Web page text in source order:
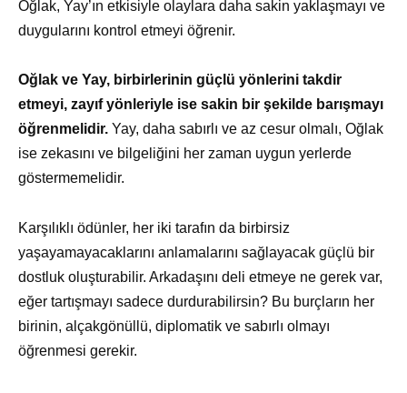
Oğlak, Yay’ın etkisiyle olaylara daha sakin yaklaşmayı ve
duygularını kontrol etmeyi öğrenir.
Oğlak ve Yay, birbirlerinin güçlü yönlerini takdir
etmeyi, zayıf yönleriyle ise sakin bir şekilde barışmayı
öğrenmelidir. Yay, daha sabırlı ve az cesur olmalı, Oğlak
ise zekasını ve bilgeliğini her zaman uygun yerlerde
göstermemelidir.
Karşılıklı ödünler, her iki tarafın da birbirsiz
yaşayamayacaklarını anlamalarını sağlayacak güçlü bir
dostluk oluşturabilir. Arkadaşını deli etmeye ne gerek var,
eğer tartışmayı sadece durdurabilirsin? Bu burçların her
birinin, alçakgönüllü, diplomatik ve sabırlı olmayı
öğrenmesi gerekir.